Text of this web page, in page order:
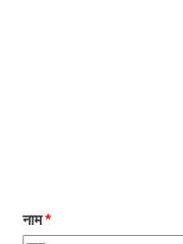
नाम*